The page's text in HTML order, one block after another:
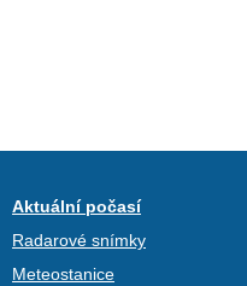
Aktuální počasí
Radarové snímky
Meteostanice